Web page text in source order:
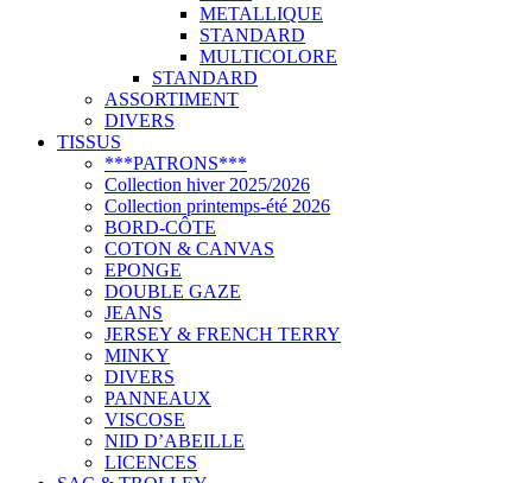
METALLIQUE
STANDARD
MULTICOLORE
STANDARD
ASSORTIMENT
DIVERS
TISSUS
***PATRONS***
Collection hiver 2025/2026
Collection printemps-été 2026
BORD-CÔTE
COTON & CANVAS
EPONGE
DOUBLE GAZE
JEANS
JERSEY & FRENCH TERRY
MINKY
DIVERS
PANNEAUX
VISCOSE
NID D’ABEILLE
LICENCES